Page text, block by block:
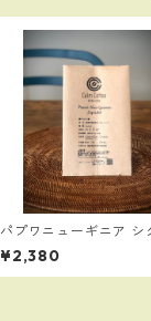
パプワニューギニア シ
AA（中深煎り）300g
¥2,380